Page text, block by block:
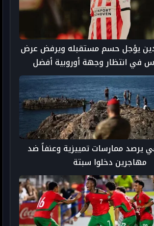
يؤجل حسم مستقبله ويرفض عرض
في انتظار وجهة أوروبية أفضل
يرصد ممارسات تمييزية وعنفاً ضد
مهاجرين دخلوا سبتة